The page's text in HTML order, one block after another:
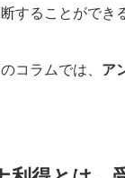
することができ
コラムでは、 ア